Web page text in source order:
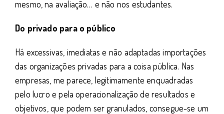
mesmo, na avaliação… e não nos estudantes.
Do privado para o público
Há excessivas, imediatas e não adaptadas importações
das organizações privadas para a coisa pública. Nas
empresas, me parece, legitimamente enquadradas
pelo lucro e pela operacionalização de resultados e
objetivos, que podem ser granulados, consegue-se um